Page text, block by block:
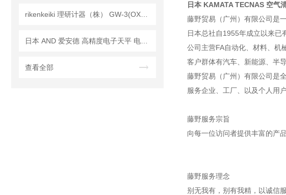
查看全部
日本 KAMATA TECNAS 空气
藤野贸易（广州）有限公司是
日本总社自1955年成立以来已
公司主营FA自动化、材料、机
客户群体有汽车、新能源、半
藤野贸易（广州）有限公司是
服务企业、工厂、以及个人用
藤野服务宗旨
向每一位访问者提供丰富的产
藤野服务理念
别无我有，别有我精，以诚信